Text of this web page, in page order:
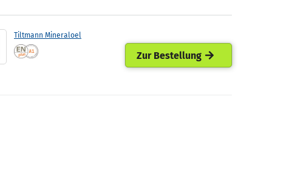
Tiltmann Mineraloel
Zur Bestellung